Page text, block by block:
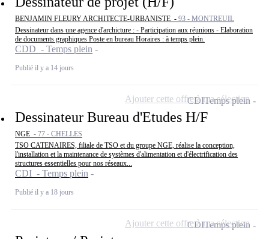
BENJAMIN FLEURY ARCHITECTE-URBANISTE - 93 - MONTREUIL
Dessinateur dans une agence d'archicture : - Participation aux réunions - Elaboration
de documents graphiques Poste en bureau Horaires : à temps plein.
CDD - Temps plein
Publié il y a 14 jours
Dessinateur Bureau d'Etudes H/F
NGE - 77 - CHELLES
TSO CATENAIRES, filiale de TSO et du groupe NGE, réalise la conception,
l'installation et la maintenance de systèmes d'alimentation et d'électrification des
structures essentielles pour nos réseaux...
CDI - Temps plein
Publié il y a 18 jours
CDITemps plein
Ajouter cette offre à ma sélection
CDITemps plein
Ajouter cette offre à ma sélection